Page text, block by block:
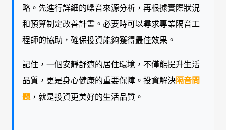
略。先進行詳細的噪音來源分析，再根據實際狀況
和預算制定改善計畫。必要時可以尋求專業隔音工
程師的協助，確保投資能夠獲得最佳效果。
記住，一個安靜舒適的居住環境，不僅能提升生活
品質，更是身心健康的重要保障。投資解決隔音問
題 ，就是投資更美好的生活品質。